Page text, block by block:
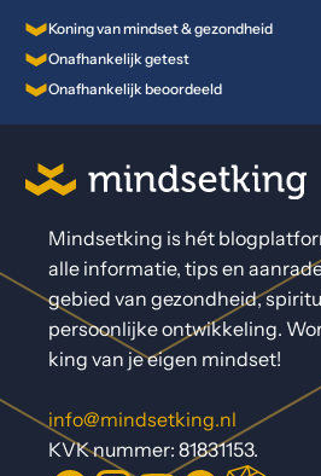
Koning van mindset & gezondheid
Onafhankelijk getest
Onafhankelijk beoordeeld
Mindsetking is hét
alle informatie, tips en
gebied van gezondheid,
persoonlijke ontwikkeling.
king van je eigen mindset!
info@mindsetking.nl
KVK nummer: 81831153.